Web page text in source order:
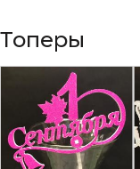
Топеры